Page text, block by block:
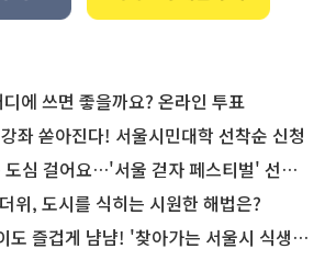
에 쓰면 좋을까요? 온라인 투표
좌 쏟아진다! 서울시민대학 선착순 신청
걸어요…'서울 걷자 페스티벌' 선착순 5천명
위, 도시를 식히는 시원한 해법은?
겁게 냠냠! '찾아가는 서울시 식생활 교육' 현장